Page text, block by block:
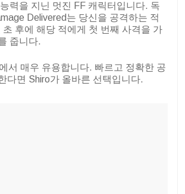
력을 지닌 멋진 FF 캐릭터입니다. 독
Delivered는 당신을 공격하는 적
초 후에 해당 적에게 첫 번째 사격을 가
줍니다.
서 매우 유용합니다. 빠르고 정확한 공
다면 Shiro가 올바른 선택입니다.